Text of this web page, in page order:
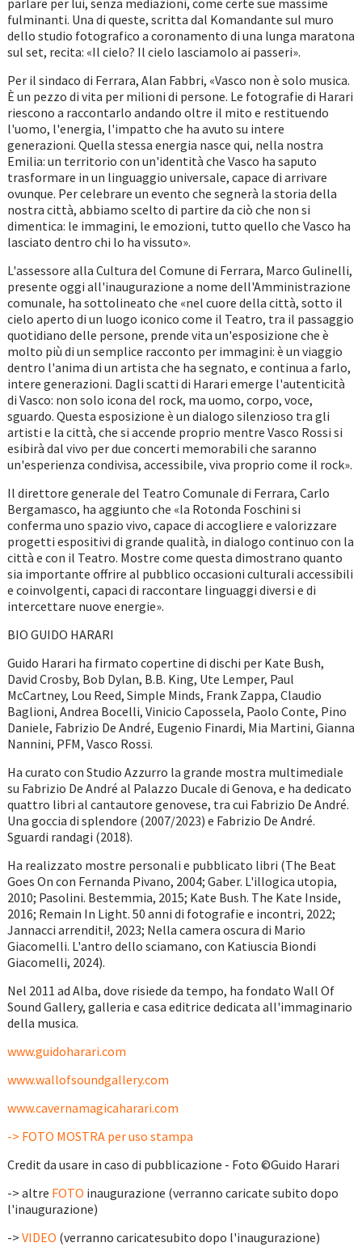
parlare per lui, senza mediazioni, come certe sue massime
fulminanti. Una di queste, scritta dal Komandante sul muro
dello studio fotografico a coronamento di una lunga maratona
sul set, recita: «Il cielo? Il cielo lasciamolo ai passeri».
Per il sindaco di Ferrara, Alan Fabbri, «Vasco non è solo musica.
È un pezzo di vita per milioni di persone. Le fotografie di Harari
riescono a raccontarlo andando oltre il mito e restituendo
l'uomo, l'energia, l'impatto che ha avuto su intere
generazioni. Quella stessa energia nasce qui, nella nostra
Emilia: un territorio con un'identità che Vasco ha saputo
trasformare in un linguaggio universale, capace di arrivare
ovunque. Per celebrare un evento che segnerà la storia della
nostra città, abbiamo scelto di partire da ciò che non si
dimentica: le immagini, le emozioni, tutto quello che Vasco ha
lasciato dentro chi lo ha vissuto».
L'assessore alla Cultura del Comune di Ferrara, Marco Gulinelli,
presente oggi all'inaugurazione a nome dell'Amministrazione
comunale, ha sottolineato che «nel cuore della città, sotto il
cielo aperto di un luogo iconico come il Teatro, tra il passaggio
quotidiano delle persone, prende vita un'esposizione che è
molto più di un semplice racconto per immagini: è un viaggio
dentro l'anima di un artista che ha segnato, e continua a farlo,
intere generazioni. Dagli scatti di Harari emerge l'autenticità
di Vasco: non solo icona del rock, ma uomo, corpo, voce,
sguardo. Questa esposizione è un dialogo silenzioso tra gli
artisti e la città, che si accende proprio mentre Vasco Rossi si
esibirà dal vivo per due concerti memorabili che saranno
un'esperienza condivisa, accessibile, viva proprio come il rock».
Il direttore generale del Teatro Comunale di Ferrara, Carlo
Bergamasco, ha aggiunto che «la Rotonda Foschini si
conferma uno spazio vivo, capace di accogliere e valorizzare
progetti espositivi di grande qualità, in dialogo continuo con la
città e con il Teatro. Mostre come questa dimostrano quanto
sia importante offrire al pubblico occasioni culturali accessibili
e coinvolgenti, capaci di raccontare linguaggi diversi e di
intercettare nuove energie».
BIO GUIDO HARARI
Guido Harari ha firmato copertine di dischi per Kate Bush,
David Crosby, Bob Dylan, B.B. King, Ute Lemper, Paul
McCartney, Lou Reed, Simple Minds, Frank Zappa, Claudio
Baglioni, Andrea Bocelli, Vinicio Capossela, Paolo Conte, Pino
Daniele, Fabrizio De André, Eugenio Finardi, Mia Martini, Gianna
Nannini, PFM, Vasco Rossi.
Ha curato con Studio Azzurro la grande mostra multimediale
su Fabrizio De André al Palazzo Ducale di Genova, e ha dedicato
quattro libri al cantautore genovese, tra cui Fabrizio De André.
Una goccia di splendore (2007/2023) e Fabrizio De André.
Sguardi randagi (2018).
Ha realizzato mostre personali e pubblicato libri (The Beat
Goes On con Fernanda Pivano, 2004; Gaber. L'illogica utopia,
2010; Pasolini. Bestemmia, 2015; Kate Bush. The Kate Inside,
2016; Remain In Light. 50 anni di fotografie e incontri, 2022;
Jannacci arrenditi!, 2023; Nella camera oscura di Mario
Giacomelli. L'antro dello sciamano, con Katiuscia Biondi
Giacomelli, 2024).
Nel 2011 ad Alba, dove risiede da tempo, ha fondato Wall Of
Sound Gallery, galleria e casa editrice dedicata all'immaginario
della musica.
www.guidoharari.com
www.wallofsoundgallery.com
www.cavernamagicaharari.com
-> FOTO MOSTRA per uso stampa
Credit da usare in caso di pubblicazione - Foto ©Guido Harari
-> altre FOTO inaugurazione (verranno caricate subito dopo
l'inaugurazione)
-> VIDEO (verranno caricatesubito dopo l'inaugurazione)